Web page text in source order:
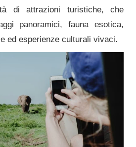
di attrazioni turistiche, che
panoramici, fauna esotica,
ed esperienze culturali vivaci.